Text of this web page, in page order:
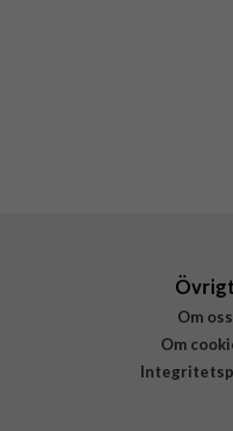
Övrigt
Om oss
Om